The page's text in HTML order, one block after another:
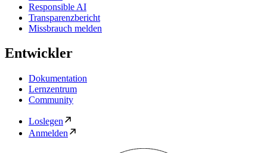
Responsible AI
Transparenzbericht
Missbrauch melden
Entwickler
Dokumentation
Lernzentrum
Community
Loslegen
Anmelden